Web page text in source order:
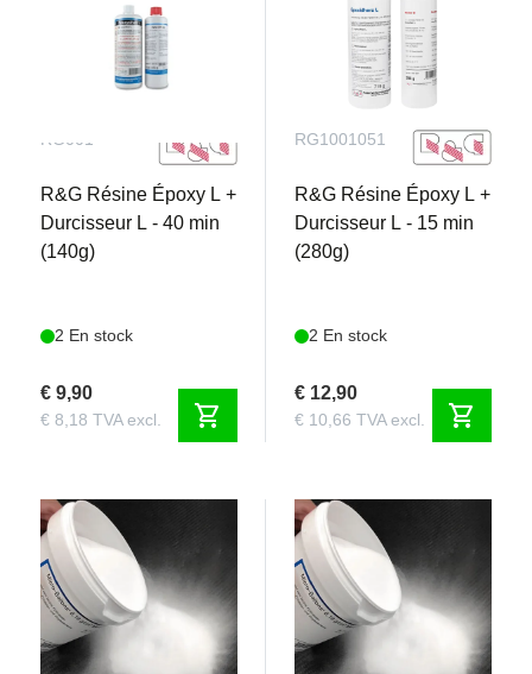
RG001
R&G Résine Époxy L +
Durcisseur L - 40 min
(140g)
2 En stock
€ 9,90
€ 8,18 TVA excl. shopping_cart
RG1001051
R&G Résine Époxy L +
Durcisseur L - 15 min
(280g)
2 En stock
€ 12,90
€ 10,66 TVA excl. shopping_cart